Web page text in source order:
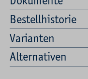
Bestellhistorie
Varianten
Alternativen